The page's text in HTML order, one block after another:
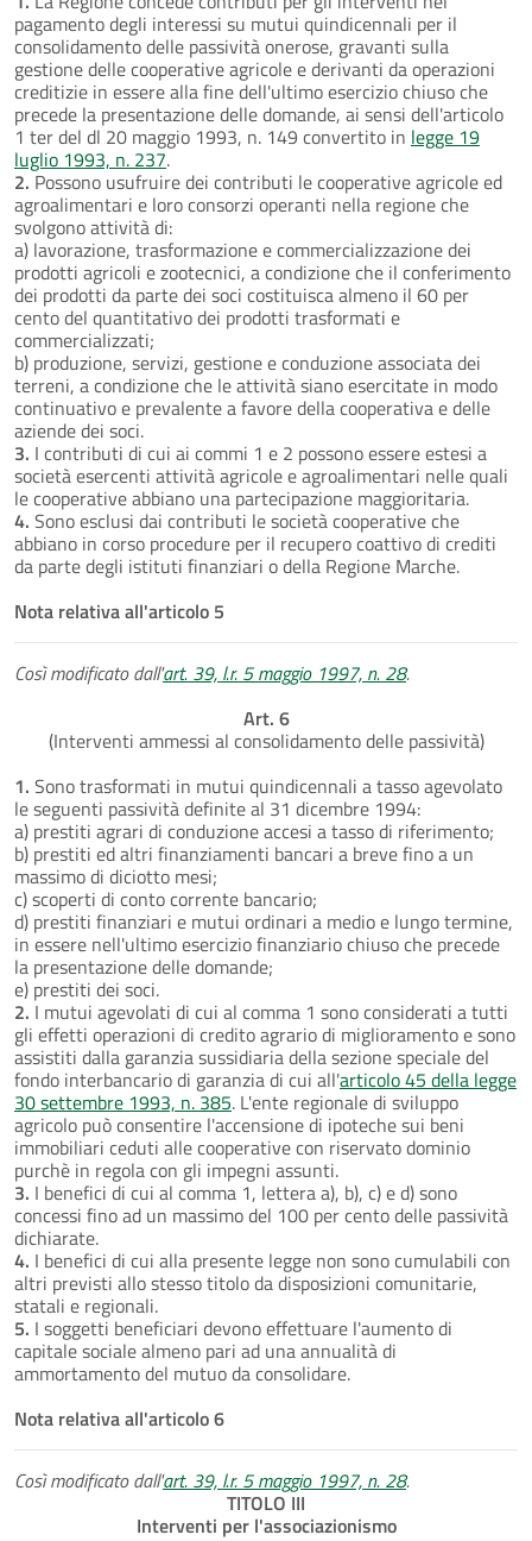
pagamento degli interessi su mutui quindicennali per il
consolidamento delle passività onerose, gravanti sulla
gestione delle cooperative agricole e derivanti da operazioni
creditizie in essere alla fine dell'ultimo esercizio chiuso che
precede la presentazione delle domande, ai sensi dell'articolo
1 ter del dl 20 maggio 1993, n. 149 convertito in legge 19
luglio 1993, n. 237.
2. Possono usufruire dei contributi le cooperative agricole ed
agroalimentari e loro consorzi operanti nella regione che
svolgono attività di:
a) lavorazione, trasformazione e commercializzazione dei
prodotti agricoli e zootecnici, a condizione che il conferimento
dei prodotti da parte dei soci costituisca almeno il 60 per
cento del quantitativo dei prodotti trasformati e
commercializzati;
b) produzione, servizi, gestione e conduzione associata dei
terreni, a condizione che le attività siano esercitate in modo
continuativo e prevalente a favore della cooperativa e delle
aziende dei soci.
3. I contributi di cui ai commi 1 e 2 possono essere estesi a
società esercenti attività agricole e agroalimentari nelle quali
le cooperative abbiano una partecipazione maggioritaria.
4. Sono esclusi dai contributi le società cooperative che
abbiano in corso procedure per il recupero coattivo di crediti
da parte degli istituti finanziari o della Regione Marche.
Nota relativa all'articolo 5
Così modificato dall'art. 39, l.r. 5 maggio 1997, n. 28.
Art. 6
(Interventi ammessi al consolidamento delle passività)
1. Sono trasformati in mutui quindicennali a tasso agevolato
le seguenti passività definite al 31 dicembre 1994:
a) prestiti agrari di conduzione accesi a tasso di riferimento;
b) prestiti ed altri finanziamenti bancari a breve fino a un
massimo di diciotto mesi;
c) scoperti di conto corrente bancario;
d) prestiti finanziari e mutui ordinari a medio e lungo termine,
in essere nell'ultimo esercizio finanziario chiuso che precede
la presentazione delle domande;
e) prestiti dei soci.
2. I mutui agevolati di cui al comma 1 sono considerati a tutti
gli effetti operazioni di credito agrario di miglioramento e sono
assistiti dalla garanzia sussidiaria della sezione speciale del
fondo interbancario di garanzia di cui all'articolo 45 della legge
30 settembre 1993, n. 385. L'ente regionale di sviluppo
agricolo può consentire l'accensione di ipoteche sui beni
immobiliari ceduti alle cooperative con riservato dominio
purchè in regola con gli impegni assunti.
3. I benefici di cui al comma 1, lettera a), b), c) e d) sono
concessi fino ad un massimo del 100 per cento delle passività
dichiarate.
4. I benefici di cui alla presente legge non sono cumulabili con
altri previsti allo stesso titolo da disposizioni comunitarie,
statali e regionali.
5. I soggetti beneficiari devono effettuare l'aumento di
capitale sociale almeno pari ad una annualità di
ammortamento del mutuo da consolidare.
Nota relativa all'articolo 6
Così modificato dall'art. 39, l.r. 5 maggio 1997, n. 28.
TITOLO III
Interventi per l'associazionismo